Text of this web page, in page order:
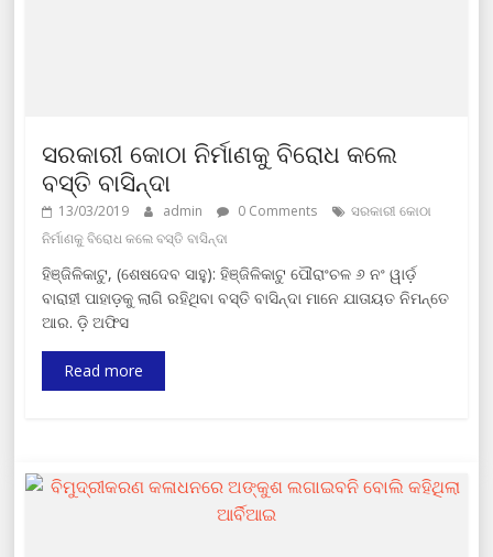
ସରକାରୀ କୋଠା ନିର୍ମାଣକୁ ବିରୋଧ କଲେ
ବସ୍ତି ବାସିନ୍ଦା
13/03/2019 admin 0 Comments
ସରକାରୀ କୋଠା
ନିର୍ମାଣକୁ ବିରୋଧ କଲେ ବସ୍ତି ବାସିନ୍ଦା
ହିଞ୍ଜିଳିକାଟୁ, (ଶେଷଦେବ ସାହୁ): ହିଞ୍ଜିଳିକାଟୁ ପୌରାଂଚଳ ୬ ନଂ ୱାର୍ଡ଼
ବାରାହୀ ପାହାଡ଼କୁ ଲାଗି ରହିଥିବା ବସ୍ତି ବାସିନ୍ଦା ମାନେ ଯାତାୟତ ନିମନ୍ତେ
ଆର. ଡ଼ି ଅଫିସ
Read more